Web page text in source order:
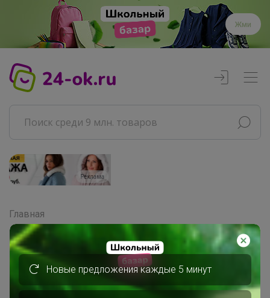
Жми
Главная
Совместные покупки
АРХИВ СП
Товары для дома
Новые предложения каждые 5 минут